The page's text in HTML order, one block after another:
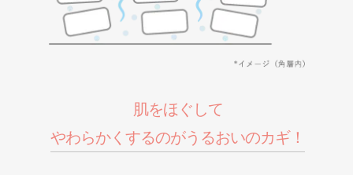
肌をほぐして
やわらかくするのがうるおいのカギ！